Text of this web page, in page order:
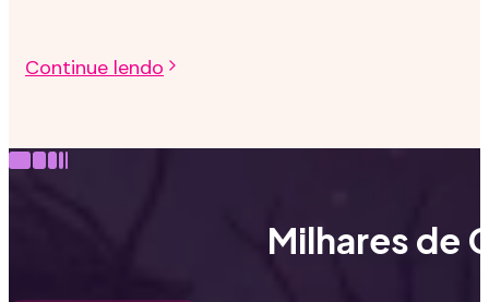
Continue lendo
Milhares de